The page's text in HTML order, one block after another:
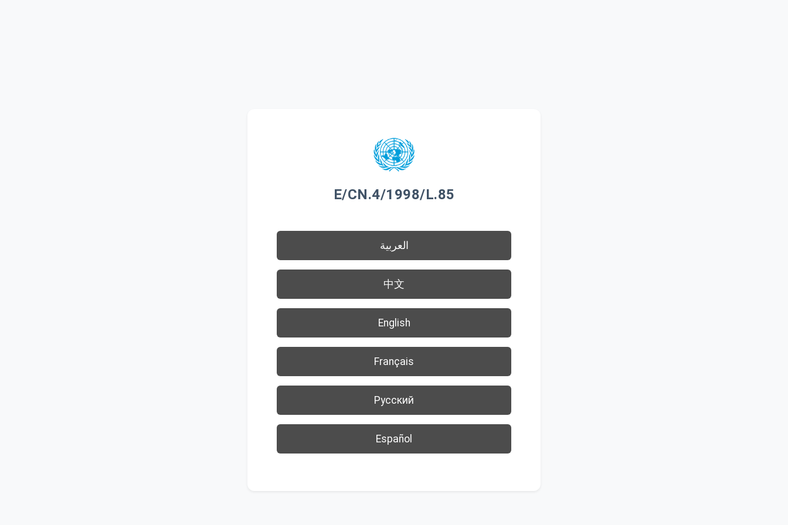
E/CN.4/1998/L.85
العربية
中文
English
Français
Русский
Español